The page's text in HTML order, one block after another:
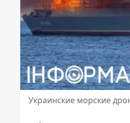
Украинские морские